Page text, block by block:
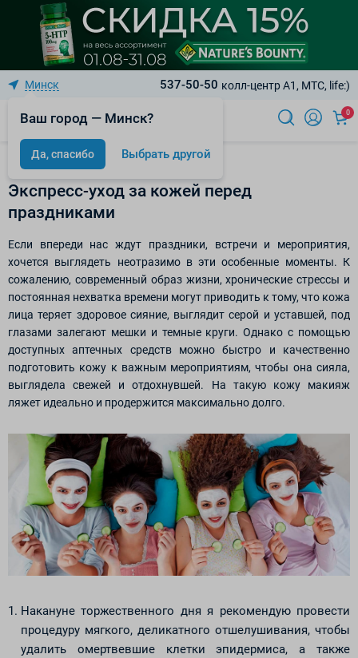
Минск
Ваш город — Минск?
Да, спасибо Выбрать другой
537-50-50 колл-центр A1, МТС, life:)
0
Статьи
Экспресс-уход за кожей перед
праздниками
Если впереди нас ждут праздники, встречи и мероприятия,
хочется выглядеть неотразимо в эти особенные моменты. К
сожалению, современный образ жизни, хронические стрессы и
постоянная нехватка времени могут приводить к тому, что кожа
лица теряет здоровое сияние, выглядит серой и уставшей, под
глазами залегают мешки и темные круги. Однако с помощью
доступных аптечных средств можно быстро и качественно
подготовить кожу к важным мероприятиям, чтобы она сияла,
выглядела свежей и отдохнувшей. На такую кожу макияж
ляжет идеально и продержится максимально долго.
Накануне торжественного дня я рекомендую провести
процедуру мягкого, деликатного отшелушивания, чтобы
удалить омертвевшие клетки эпидермиса, а также